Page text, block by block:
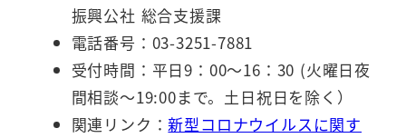
振興公社 総合支援課
電話番号：03-3251-7881
受付時間：平日9：00～16：30 (火曜日夜
間相談～19:00まで。土日祝日を除く）
関連リンク：新型コロナウイルスに関す